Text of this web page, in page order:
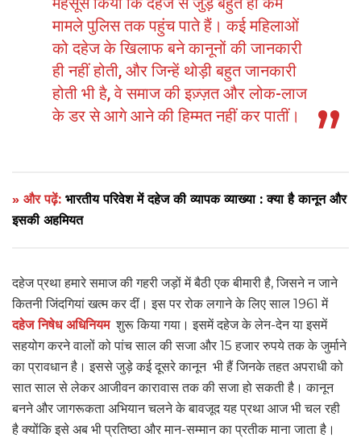
मामले पुलिस तक पहुंच पाते हैं। कई महिलाओं
को दहेज के खिलाफ बने कानूनों की जानकारी
ही नहीं होती, और जिन्हें थोड़ी बहुत जानकारी
होती भी है, वे समाज की इज़्ज़त और लोक-लाज
के डर से आगे आने की हिम्मत नहीं कर पातीं।
» और पढ़ें: भारतीय परिवेश में दहेज की व्यापक व्याख्या : क्या है कानून और
इसकी अहमियत
दहेज प्रथा हमारे समाज की गहरी जड़ों में बैठी एक बीमारी है, जिसने न जाने
कितनी जिंदगियां खत्म कर दीं। इस पर रोक लगाने के लिए साल 1961 में
दहेज निषेध अधिनियमशुरू किया गया। इसमें दहेज के लेन-देन या इसमें
सहयोग करने वालों को पांच साल की सजा और 15 हजार रुपये तक के जुर्माने
का प्रावधान है। इससे जुड़े कई दूसरे कानून भी हैं जिनके तहत अपराधी को
सात साल से लेकर आजीवन कारावास तक की सजा हो सकती है। कानून
बनने और जागरूकता अभियान चलने के बावजूद यह प्रथा आज भी चल रही
है क्योंकि इसे अब भी प्रतिष्ठा और मान-सम्मान का प्रतीक माना जाता है।